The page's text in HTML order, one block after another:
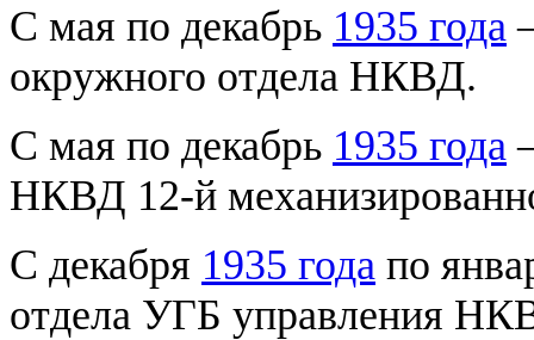
С мая по декабрь 1935 года
окружного отдела НКВД.
С мая по декабрь 1935 года
НКВД 12-й
С декабря 1935 года по
отдела УГБ управления